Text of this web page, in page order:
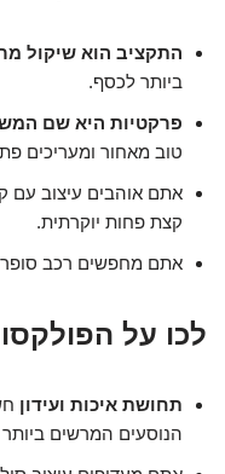
התקציב הוא שיקול
ביותר לכסף.
פרקטיות היא שם
טוב מאחור ומעריכים
אתם אוהבים עיצוב עם
קצת פחות יוקרתית.
אתם מחפשים רכב
לכו על
תחושת איכות ועידון
הנוסעים המרשים